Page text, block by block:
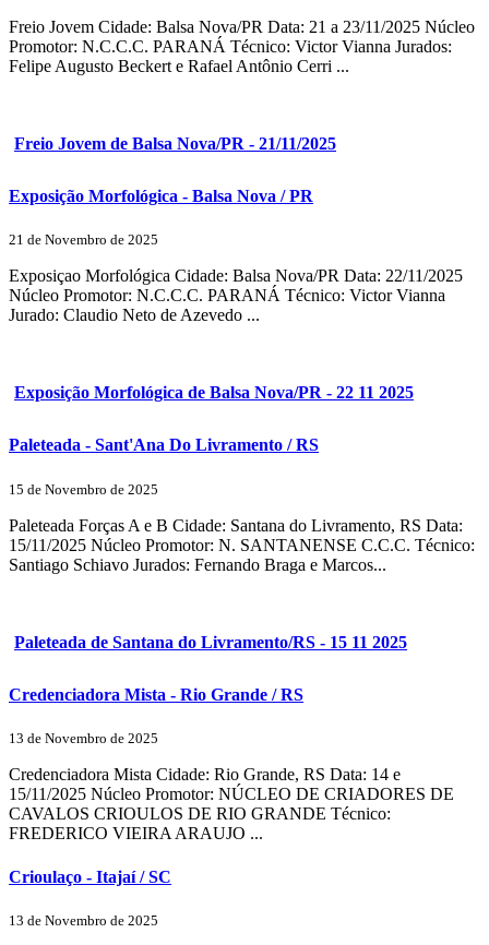
Freio Jovem Cidade: Balsa Nova/PR Data: 21 a 23/11/2025 Núcleo
Promotor: N.C.C.C. PARANÁ Técnico: Victor Vianna Jurados:
Felipe Augusto Beckert e Rafael Antônio Cerri ...
Freio Jovem de Balsa Nova/PR - 21/11/2025
Exposição Morfológica - Balsa Nova / PR
21 de Novembro de 2025
Exposiçao Morfológica Cidade: Balsa Nova/PR Data: 22/11/2025
Núcleo Promotor: N.C.C.C. PARANÁ Técnico: Victor Vianna
Jurado: Claudio Neto de Azevedo ...
Exposição Morfológica de Balsa Nova/PR - 22 11 2025
Paleteada - Sant'Ana Do Livramento / RS
15 de Novembro de 2025
Paleteada Forças A e B Cidade: Santana do Livramento, RS Data:
15/11/2025 Núcleo Promotor: N. SANTANENSE C.C.C. Técnico:
Santiago Schiavo Jurados: Fernando Braga e Marcos...
Paleteada de Santana do Livramento/RS - 15 11 2025
Credenciadora Mista - Rio Grande / RS
13 de Novembro de 2025
Credenciadora Mista Cidade: Rio Grande, RS Data: 14 e
15/11/2025 Núcleo Promotor: NÚCLEO DE CRIADORES DE
CAVALOS CRIOULOS DE RIO GRANDE Técnico:
FREDERICO VIEIRA ARAUJO ...
Crioulaço - Itajaí / SC
13 de Novembro de 2025